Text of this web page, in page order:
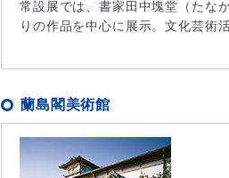
常設展では、書家田中塊堂（たな
りの作品を中心に展示。文化芸術
蘭島閣美術館